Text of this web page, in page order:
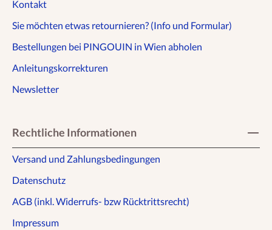
Kontakt
Sie möchten etwas retournieren? (Info und Formular)
Bestellungen bei PINGOUIN in Wien abholen
Anleitungskorrekturen
Newsletter
Rechtliche Informationen
Versand und Zahlungsbedingungen
Datenschutz
AGB (inkl. Widerrufs- bzw Rücktrittsrecht)
Impressum